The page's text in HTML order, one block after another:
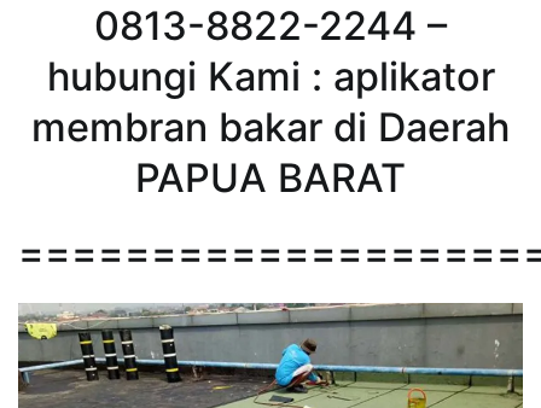
0813-8822-2244 –
hubungi Kami : aplikator
membran bakar di Daerah
PAPUA BARAT